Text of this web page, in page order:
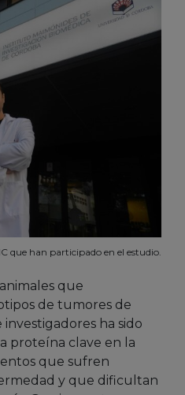
que han participado en el estudio.
que
de tumores de
ha sido
proteína clave en la
que sufren
y que dificultan